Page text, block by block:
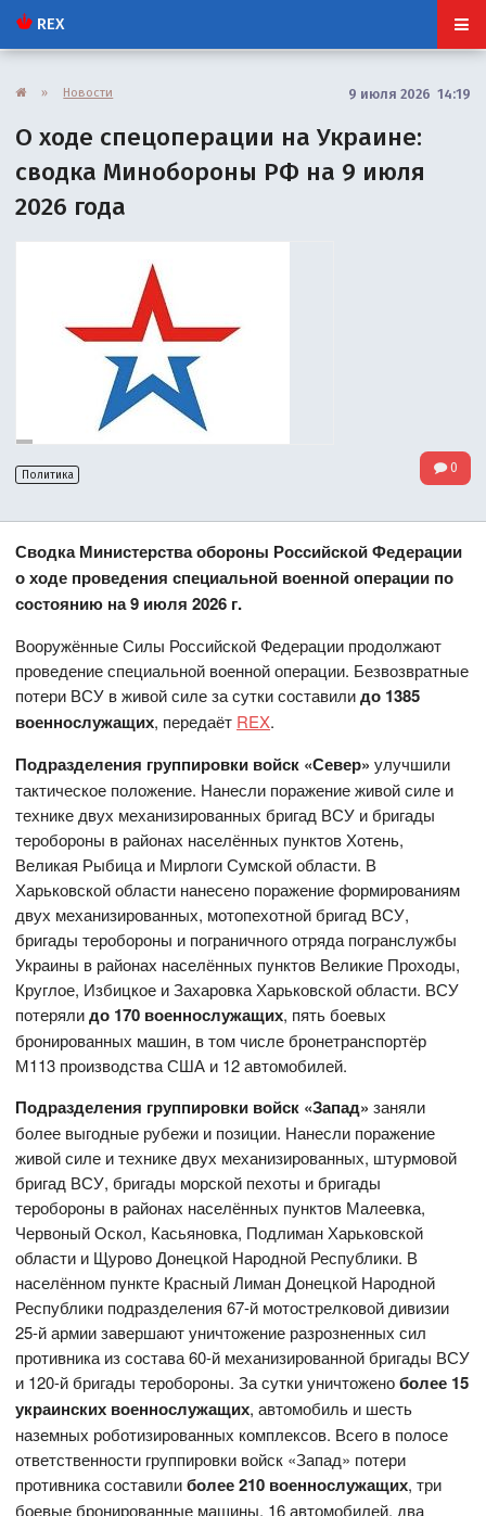
REX
» Новости 9 июля 2026 14:19
О ходе спецоперации на Украине:
сводка Минобороны РФ на 9 июля
2026 года
Политика 0
Сводка Министерства обороны Российской Федерации
о ходе проведения специальной военной операции по
состоянию на 9 июля 2026 г.
Вооружённые Силы Российской Федерации продолжают
проведение специальной военной операции. Безвозвратные
потери ВСУ в живой силе за сутки составилидо 1385
военнослужащих, передаёт REX.
Подразделения группировки войск «Север» улучшили
тактическое положение. Нанесли поражение живой силе и
технике двух механизированных бригад ВСУ и бригады
теробороны в районах населённых пунктов Хотень,
Великая Рыбица и Мирлоги Сумской области. В
Харьковской области нанесено поражение формированиям
двух механизированных, мотопехотной бригад ВСУ,
бригады теробороны и пограничного отряда погранслужбы
Украины в районах населённых пунктов Великие Проходы,
Круглое, Избицкое и Захаровка Харьковской области. ВСУ
потерялидо 170 военнослужащих, пять боевых
бронированных машин, в том числе бронетранспортёр
М113 производства США и 12 автомобилей.
Подразделения группировки войск «Запад» заняли
более выгодные рубежи и позиции. Нанесли поражение
живой силе и технике двух механизированных, штурмовой
бригад ВСУ, бригады морской пехоты и бригады
теробороны в районах населённых пунктов Малеевка,
Червоный Оскол, Касьяновка, Подлиман Харьковской
области и Щурово Донецкой Народной Республики. В
населённом пункте Красный Лиман Донецкой Народной
Республики подразделения 67-й мотострелковой дивизии
25-й армии завершают уничтожение разрозненных сил
противника из состава 60-й механизированной бригады ВСУ
и 120-й бригады теробороны. За сутки уничтоженоболее 15
украинских военнослужащих, автомобиль и шесть
наземных роботизированных комплексов. Всего в полосе
ответственности группировки войск «Запад» потери
противника составилиболее 210 военнослужащих, три
боевые бронированные машины, 16 автомобилей, два